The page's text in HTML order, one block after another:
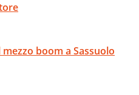
boom a Sassuolo